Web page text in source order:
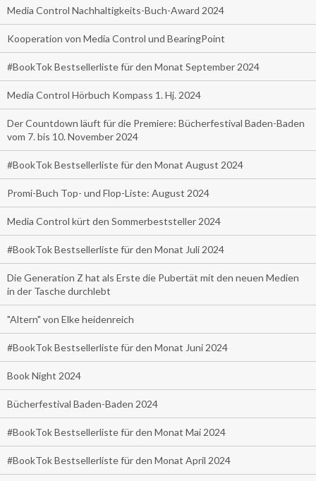
Media Control Nachhaltigkeits-Buch-Award 2024
Kooperation von Media Control und BearingPoint
#BookTok Bestsellerliste für den Monat September 2024
Media Control Hörbuch Kompass 1. Hj. 2024
Der Countdown läuft für die Premiere: Bücherfestival Baden-Baden
vom 7. bis 10. November 2024
#BookTok Bestsellerliste für den Monat August 2024
Promi-Buch Top- und Flop-Liste: August 2024
Media Control kürt den Sommerbeststeller 2024
#BookTok Bestsellerliste für den Monat Juli 2024
Die Generation Z hat als Erste die Pubertät mit den neuen Medien
in der Tasche durchlebt
"Altern" von Elke heidenreich
#BookTok Bestsellerliste für den Monat Juni 2024
Book Night 2024
Bücherfestival Baden-Baden 2024
#BookTok Bestsellerliste für den Monat Mai 2024
#BookTok Bestsellerliste für den Monat April 2024